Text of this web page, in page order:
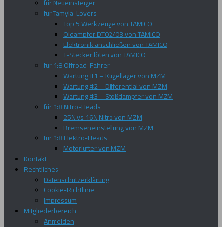
für Neueinsteiger
für Tamyia-Lovers
Top 5 Werkzeuge von TAMICO
Öldämpfer DT02/03 von TAMICO
Elektronik anschließen von TAMICO
T-Stecker löten von TAMICO
für 1:8 Offroad-Fahrer
Wartung #1 – Kugellager von MZM
Wartung #2 – Differential von MZM
Wartung #3 – Stoßdämpfer von MZM
für 1:8 Nitro-Heads
25% vs 16% Nitro von MZM
Bremseneinstellung von MZM
für 1:8 Elektro-Heads
Motorlüfter von MZM
Kontakt
Rechtliches
Datenschutzerklärung
Cookie-Richtlinie
Impressum
Mitgliederbereich
Anmelden